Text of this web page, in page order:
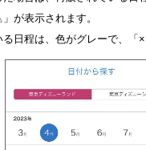
が表示されます。
日程は、色がグレーで、「×